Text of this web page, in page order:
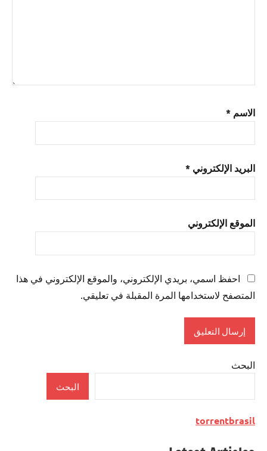
الاسم *
البريد الإلكتروني *
الموقع الإلكتروني
احفظ اسمي، بريدي الإلكتروني، والموقع الإلكتروني في هذا
المتصفح لاستخدامها المرة المقبلة في تعليقي.
البحث
البحث
torrentbrasil